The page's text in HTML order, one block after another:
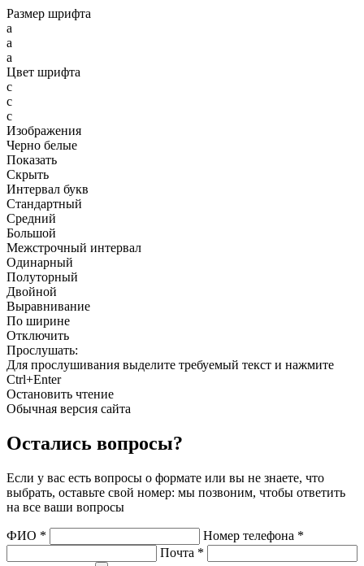
Размер шрифта
a
a
a
Цвет шрифта
c
c
c
Изображения
Черно белые
Показать
Скрыть
Интервал букв
Стандартный
Средний
Большой
Межстрочный интервал
Одинарный
Полуторный
Двойной
Выравнивание
По ширине
Отключить
Прослушать:
Для прослушивания выделите требуемый текст и нажмите
Ctrl+Enter
Остановить чтение
Обычная версия сайта
Остались вопросы?
Если у вас есть вопросы о формате или вы не знаете, что
выбрать, оставьте свой номер: мы позвоним, чтобы ответить
на все ваши вопросы
ФИО * Номер телефона *
Почта *